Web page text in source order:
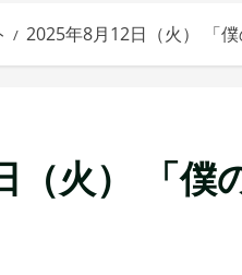
2025年8月12日（火） 「
（火） 「